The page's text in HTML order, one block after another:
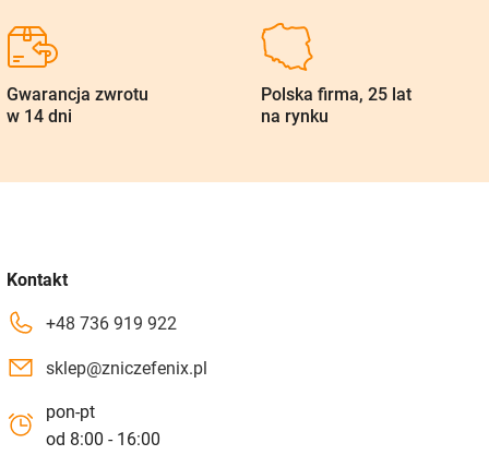
Gwarancja zwrotu
w 14 dni
Polska firma, 25 lat
na rynku
Kontakt
+48 736 919 922
sklep@zniczefenix.pl
pon-pt
od 8:00 - 16:00